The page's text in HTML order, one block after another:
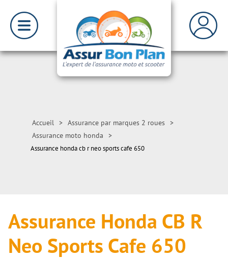
Accueil > Assurance par marques 2 roues >
Assurance moto honda
>
Assurance honda cb r neo sports cafe 650
Assurance Honda CB R
Neo Sports Cafe 650